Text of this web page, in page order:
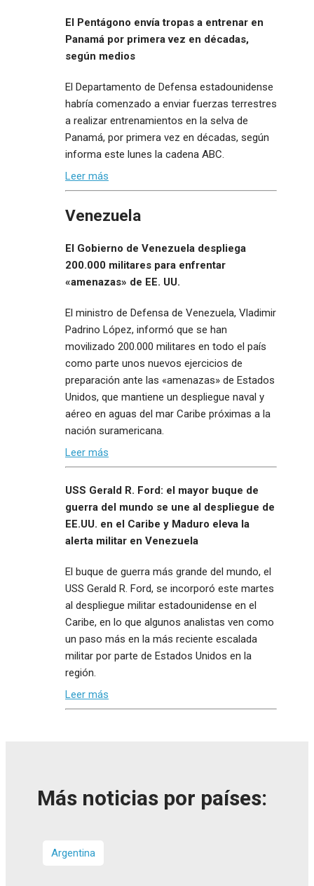
El Pentágono envía tropas a entrenar en
Panamá por primera vez en décadas,
según medios
El Departamento de Defensa estadounidense
habría comenzado a enviar fuerzas terrestres
a realizar entrenamientos en la selva de
Panamá, por primera vez en décadas, según
informa este lunes la cadena ABC.
Leer más
Venezuela
El Gobierno de Venezuela despliega
200.000 militares para enfrentar
«amenazas» de EE. UU.
El ministro de Defensa de Venezuela, Vladimir
Padrino López, informó que se han
movilizado 200.000 militares en todo el país
como parte unos nuevos ejercicios de
preparación ante las «amenazas» de Estados
Unidos, que mantiene un despliegue naval y
aéreo en aguas del mar Caribe próximas a la
nación suramericana.
Leer más
USS Gerald R. Ford: el mayor buque de
guerra del mundo se une al despliegue de
EE.UU. en el Caribe y Maduro eleva la
alerta militar en Venezuela
El buque de guerra más grande del mundo, el
USS Gerald R. Ford, se incorporó este martes
al despliegue militar estadounidense en el
Caribe, en lo que algunos analistas ven como
un paso más en la más reciente escalada
militar por parte de Estados Unidos en la
región.
Leer más
Más noticias por países:
Argentina